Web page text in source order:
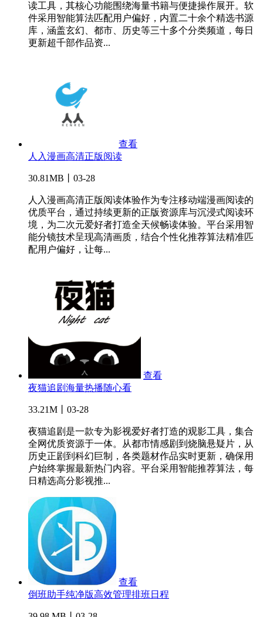
读工具，其核心功能围绕海量书籍与便捷操作展开。软
件采用智能算法匹配用户偏好，内置二十余个精选书源
库，涵盖玄幻、都市、历史等三十多个分类频道，每日
更新超千部作品资...
查看
人入漫画高清正版阅读
30.81MB丨03-28
人入漫画高清正版阅读体验作为专注移动端漫画阅读的
优质平台，通过持续更新的正版资源库与沉浸式阅读环
境，为二次元爱好者打造全天候畅读体验。平台采用智
能分镜技术呈现高清画质，结合个性化推荐算法精准匹
配用户偏好，让每...
查看
夜猫追剧海量热播随心看
33.21M丨03-28
夜猫追剧是一款专为影视爱好者打造的观影工具，集合
全网优质资源于一体。从都市情感剧到烧脑悬疑片，从
历史正剧到科幻巨制，各类题材作品实时更新，确保用
户始终掌握最新热门内容。平台采用智能推荐算法，每
日精选高分影视推...
查看
倒班助手纯净版高效管理排班日程